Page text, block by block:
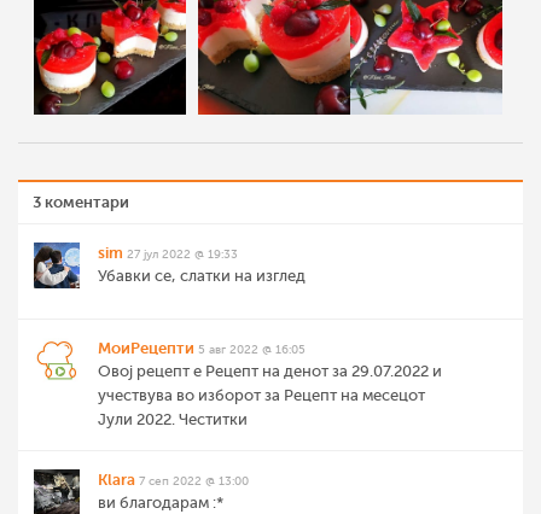
3 коментари
sim 27 јул 2022 @ 19:33
Убавки се, слатки на изглед
МоиРецепти 5 авг 2022 @ 16:05
Овој рецепт е Рецепт на денот за 29.07.2022 и
учествува во изборот за Рецепт на месецот
Јули 2022. Честитки
Klara 7 сеп 2022 @ 13:00
ви благодарам :*